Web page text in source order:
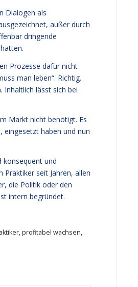
Dialogen als
außer durch
dringende
Prozesse dafür nicht
man leben“. Richtig.
Inhaltlich lässt sich bei
Markt nicht benötigt. Es
eingesetzt haben und nun
konsequent und
seit Jahren, allen
die Politik oder den
intern begründet.
,profitabel wachsen,